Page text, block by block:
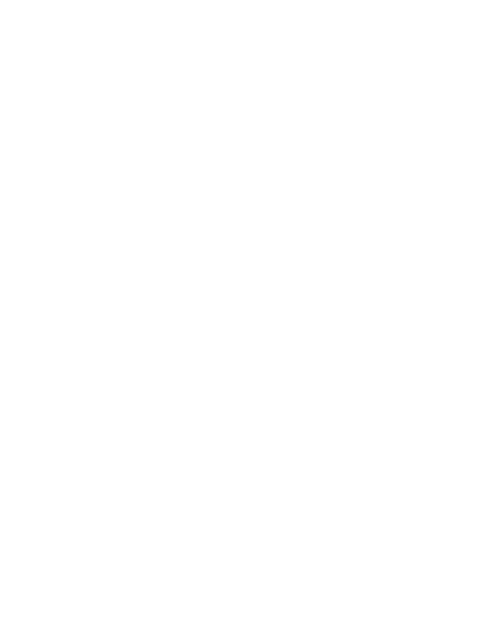
kakvu svijet tek otkriva